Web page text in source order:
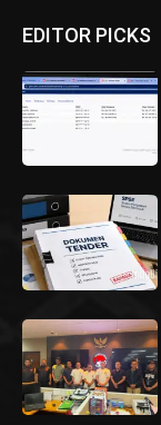
EDITOR PICKS